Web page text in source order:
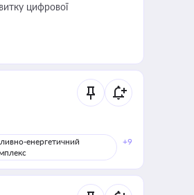
цифрової
енергетичний
+9